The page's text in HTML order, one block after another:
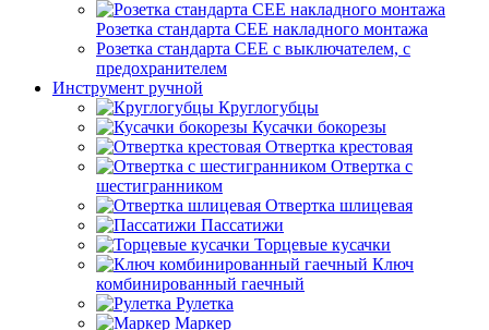
Розетка стандарта СЕЕ накладного монтажа
Розетка стандарта СЕЕ с выключателем, с
предохранителем
Инструмент ручной
Круглогубцы
Кусачки бокорезы
Отвертка крестовая
Отвертка с
шестигранником
Отвертка шлицевая
Пассатижи
Торцевые кусачки
Ключ
комбинированный гаечный
Рулетка
Маркер